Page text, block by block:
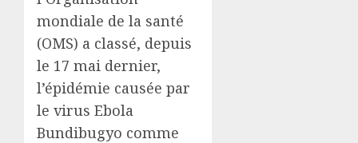
mondiale de la santé
(OMS) a classé, depuis
le 17 mai dernier,
l’épidémie causée par
le virus Ebola
Bundibugyo comme